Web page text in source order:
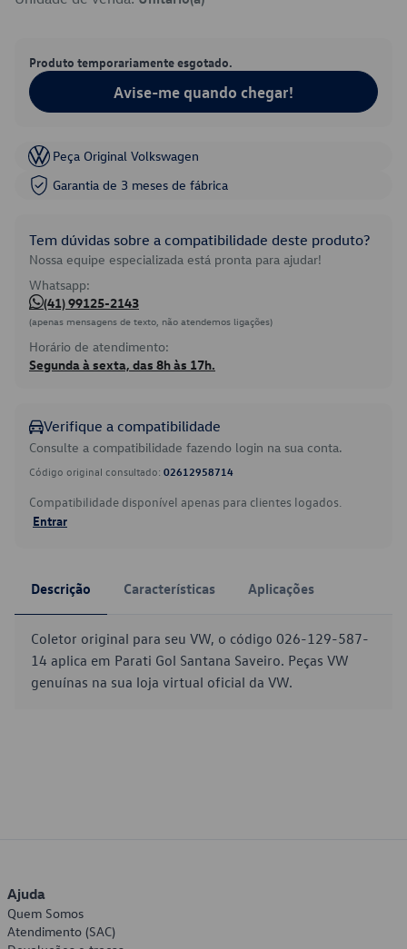
Produto temporariamente esgotado.
Avise-me quando chegar!
Peça Original Volkswagen
Garantia de 3 meses de fábrica
Tem dúvidas sobre a compatibilidade deste produto?
Nossa equipe especializada está pronta para ajudar!
Whatsapp:
(41) 99125-2143
(apenas mensagens de texto, não atendemos ligações)
Horário de atendimento:
Segunda à sexta, das 8h às 17h.
Verifique a compatibilidade
Consulte a compatibilidade fazendo login na sua conta.
Código original consultado: 02612958714
Compatibilidade disponível apenas para clientes logados.
Entrar
Descrição Características Aplicações
Coletor original para seu VW, o código 026-129-587-
14 aplica em Parati Gol Santana Saveiro. Peças VW
genuínas na sua loja virtual oficial da VW.
Ajuda
Quem Somos
Atendimento (SAC)